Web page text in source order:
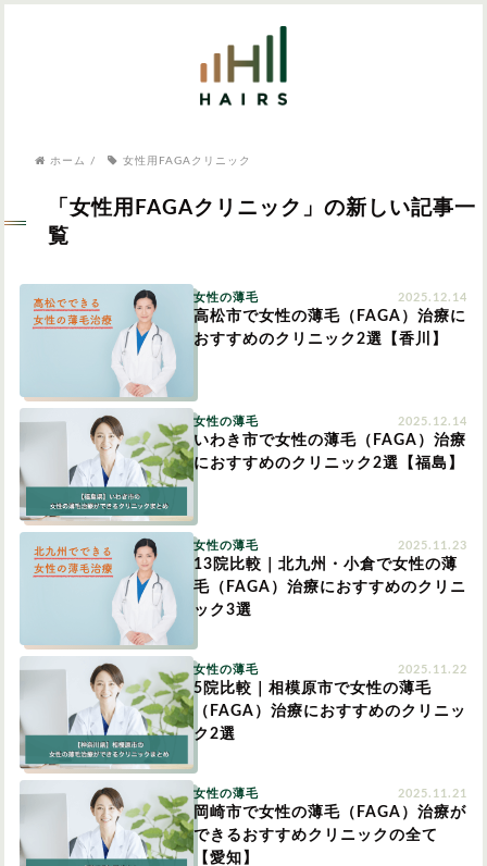
病院・クリニック
女性の薄毛
植毛
育毛剤
お問い合わせ
ホーム / 女性用FAGAクリニック
「女性用FAGAクリニック」の新しい記事一
覧
女性の薄毛 2025.12.14
高松市で女性の薄毛（FAGA）治療に
おすすめのクリニック2選【香川】
女性の薄毛 2025.12.14
いわき市で女性の薄毛（FAGA）治療
におすすめのクリニック2選【福島】
女性の薄毛 2025.11.23
13院比較｜北九州・小倉で女性の薄
毛（FAGA）治療におすすめのクリニ
ック3選
女性の薄毛 2025.11.22
5院比較｜相模原市で女性の薄毛
（FAGA）治療におすすめのクリニッ
ク2選
女性の薄毛 2025.11.21
岡崎市で女性の薄毛（FAGA）治療が
できるおすすめクリニックの全て
【愛知】
気になるワードから記事を探す
症状・悩みから記事を探す
AGA
つむじハゲ ふけ
円形脱毛症 女性の薄毛
対策・アイテムから記事を探す
かつら・ヴィッグ
植毛 病院・クリニック